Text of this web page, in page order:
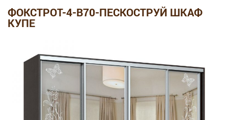
ФОКСТРОТ-4-B70-ПЕСКОСТРУЙ ШКАФ
КУПЕ